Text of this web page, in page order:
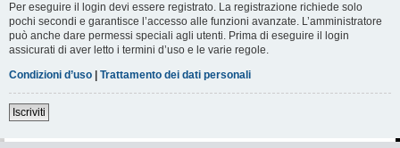
Per eseguire il login devi essere registrato. La registrazione richiede solo
pochi secondi e garantisce l’accesso alle funzioni avanzate. L’amministratore
può anche dare permessi speciali agli utenti. Prima di eseguire il login
assicurati di aver letto i termini d’uso e le varie regole.
Condizioni d’uso
Trattamento dei dati personali
Iscriviti